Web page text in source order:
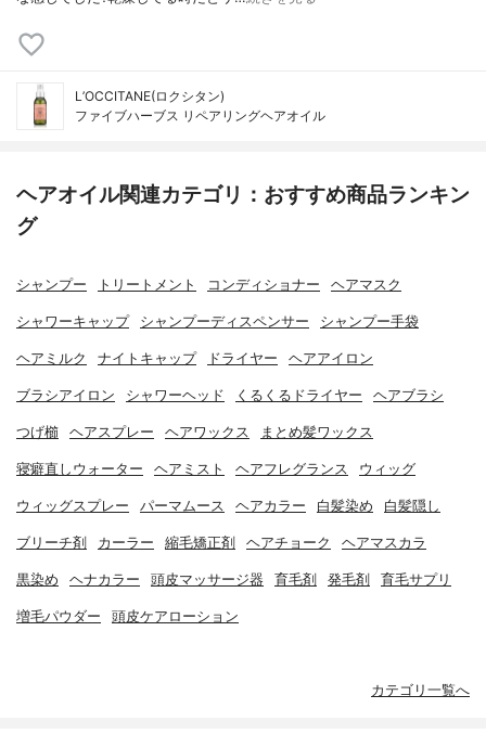
L’OCCITANE(ロクシタン)
ファイブハーブス リペアリングヘアオイル
ヘアオイル関連カテゴリ：おすすめ商品ランキン
グ
シャンプー トリートメント コンディショナー ヘアマスク
シャワーキャップ シャンプーディスペンサー シャンプー手袋
ヘアミルク ナイトキャップ ドライヤー ヘアアイロン
ブラシアイロン シャワーヘッド くるくるドライヤー ヘアブラシ
つげ櫛 ヘアスプレー ヘアワックス まとめ髪ワックス
寝癖直しウォーター ヘアミスト ヘアフレグランス ウィッグ
ウィッグスプレー パーマムース ヘアカラー 白髪染め 白髪隠し
ブリーチ剤 カーラー 縮毛矯正剤 ヘアチョーク ヘアマスカラ
黒染め ヘナカラー 頭皮マッサージ器 育毛剤 発毛剤 育毛サプリ
増毛パウダー 頭皮ケアローション
カテゴリ一覧へ